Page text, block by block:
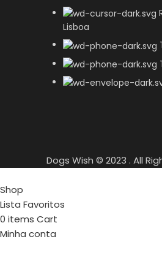
Lisboa
Dogs Wish © 2023 . All
Shop
Lista Favoritos
0 items Cart
Minha conta